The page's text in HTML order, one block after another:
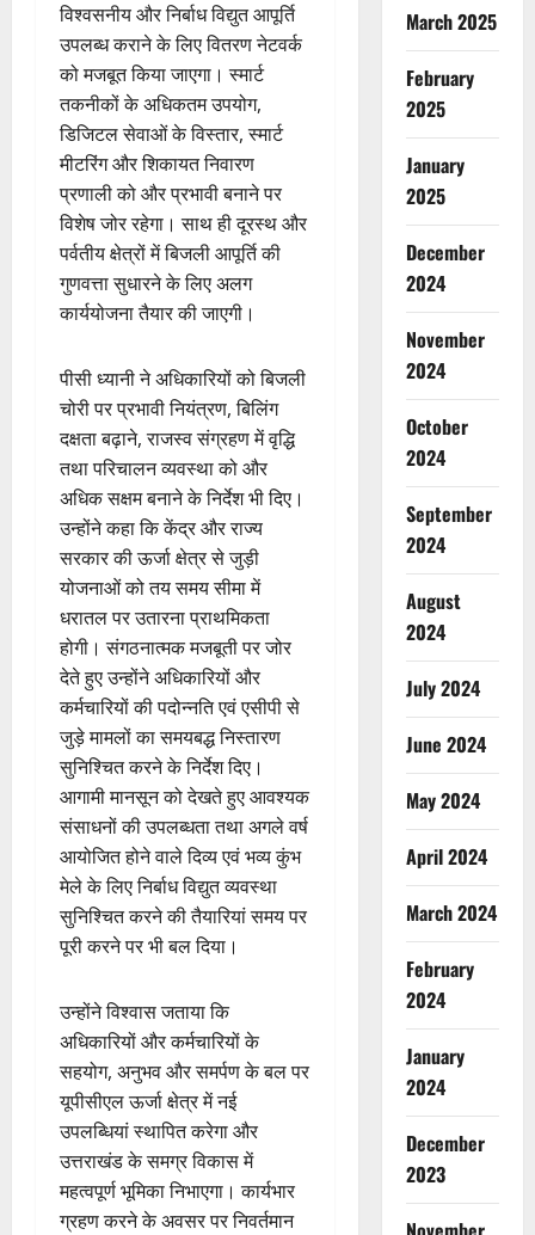
विश्वसनीय और निर्बाध विद्युत आपूर्ति
उपलब्ध कराने के लिए वितरण नेटवर्क
को मजबूत किया जाएगा। स्मार्ट
तकनीकों के अधिकतम उपयोग,
डिजिटल सेवाओं के विस्तार, स्मार्ट
मीटरिंग और शिकायत निवारण
प्रणाली को और प्रभावी बनाने पर
विशेष जोर रहेगा। साथ ही दूरस्थ और
पर्वतीय क्षेत्रों में बिजली आपूर्ति की
गुणवत्ता सुधारने के लिए अलग
कार्ययोजना तैयार की जाएगी।
पीसी ध्यानी ने अधिकारियों को बिजली
चोरी पर प्रभावी नियंत्रण, बिलिंग
दक्षता बढ़ाने, राजस्व संग्रहण में वृद्धि
तथा परिचालन व्यवस्था को और
अधिक सक्षम बनाने के निर्देश भी दिए।
उन्होंने कहा कि केंद्र और राज्य
सरकार की ऊर्जा क्षेत्र से जुड़ी
योजनाओं को तय समय सीमा में
धरातल पर उतारना प्राथमिकता
होगी। संगठनात्मक मजबूती पर जोर
देते हुए उन्होंने अधिकारियों और
कर्मचारियों की पदोन्नति एवं एसीपी से
जुड़े मामलों का समयबद्ध निस्तारण
सुनिश्चित करने के निर्देश दिए।
आगामी मानसून को देखते हुए आवश्यक
संसाधनों की उपलब्धता तथा अगले वर्ष
आयोजित होने वाले दिव्य एवं भव्य कुंभ
मेले के लिए निर्बाध विद्युत व्यवस्था
सुनिश्चित करने की तैयारियां समय पर
पूरी करने पर भी बल दिया।
उन्होंने विश्वास जताया कि
अधिकारियों और कर्मचारियों के
सहयोग, अनुभव और समर्पण के बल पर
यूपीसीएल ऊर्जा क्षेत्र में नई
उपलब्धियां स्थापित करेगा और
उत्तराखंड के समग्र विकास में
महत्वपूर्ण भूमिका निभाएगा। कार्यभार
ग्रहण करने के अवसर पर निवर्तमान
March 2025
February
2025
January
2025
December
2024
November
2024
October
2024
September
2024
August
2024
July 2024
June 2024
May 2024
April 2024
March 2024
February
2024
January
2024
December
2023